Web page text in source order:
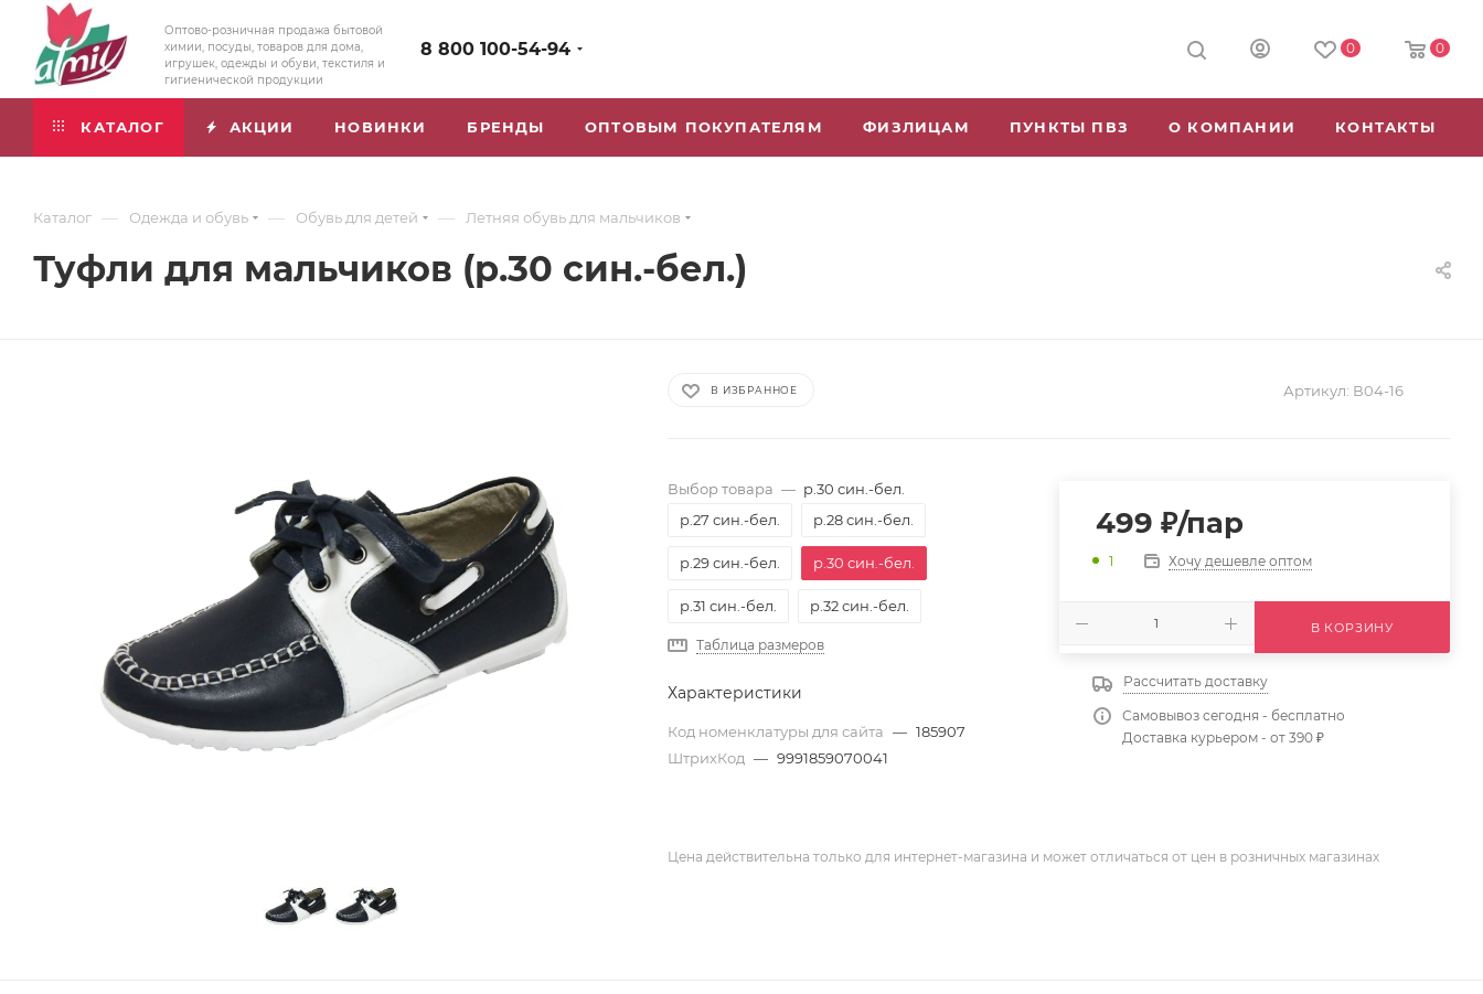
Оптово-розничная продажа бытовой
химии, посуды, товаров для дома,
игрушек, одежды и обуви, текстиля и
гигиенической продукции
8 800 100-54-94 0 0
КАТАЛОГ АКЦИИ НОВИНКИ БРЕНДЫ ОПТОВЫМ ПОКУПАТЕЛЯМ ФИЗЛИЦАМ ПУНКТЫ ПВЗ О КОМПАНИИ КОНТАКТЫ
Каталог — Одежда и обувь — Обувь для детей — Летняя обувь для мальчиков
Туфли для мальчиков (р.30 син.-бел.)
В ИЗБРАННОЕ Артикул: В04-16
Выбор товара — р.30 син.-бел.
р.27 син.-бел.
р.28 син.-бел.
р.29 син.-бел. р.30 син.-бел.
р.31 син.-бел. р.32 син.-бел.
Таблица размеров
Характеристики
Код номенклатуры для сайта — 185907
ШтрихКод — 9991859070041
499 ₽/пар
1 Хочу дешевле оптом
В КОРЗИНУ
Рассчитать доставку
Самовывоз сегодня - бесплатно
Доставка курьером - от 390 ₽
Цена действительна только для интернет-магазина и может отличаться от цен в розничных магазинах